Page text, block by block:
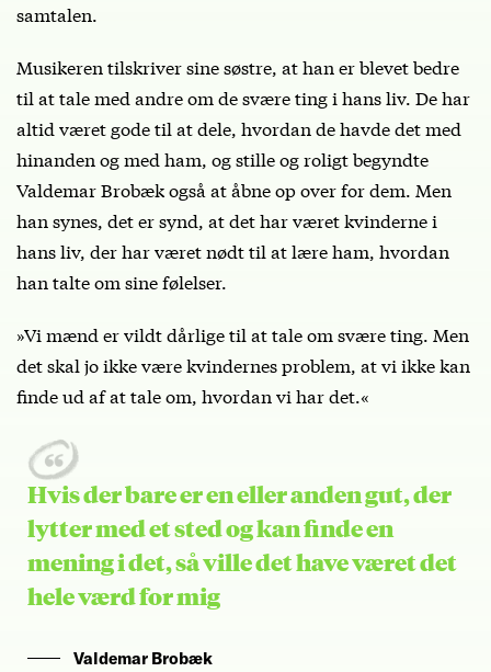
samtalen.
Musikeren tilskriver sine søstre, at han er blevet bedre
til at tale med andre om de svære ting i hans liv. De har
altid været gode til at dele, hvordan de havde det med
hinanden og med ham, og stille og roligt begyndte
Valdemar Brobæk også at åbne op over for dem. Men
han synes, det er synd, at det har været kvinderne i
hans liv, der har været nødt til at lære ham, hvordan
han talte om sine følelser.
»Vi mænd er vildt dårlige til at tale om svære ting. Men
det skal jo ikke være kvindernes problem, at vi ikke kan
finde ud af at tale om, hvordan vi har det.«
Hvis der bare er en eller anden gut, der
lytter med et sted og kan finde en
mening i det, så ville det have været det
hele værd for mig
Valdemar Brobæk